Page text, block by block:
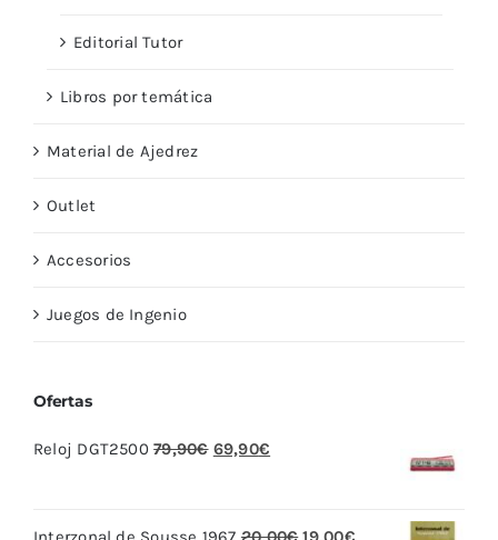
Editorial Tutor
Libros por temática
Material de Ajedrez
Outlet
Accesorios
Juegos de Ingenio
Ofertas
Reloj DGT2500 79,90€ El
69,90€
El
El